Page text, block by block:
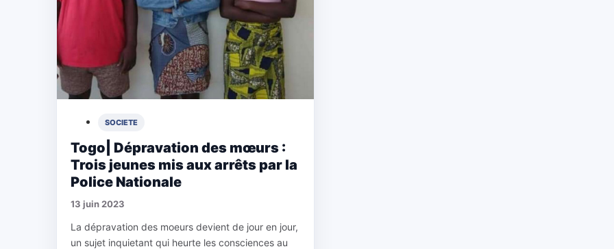
SOCIETE
Togo| Dépravation des mœurs :
Trois jeunes mis aux arrêts par la
Police Nationale
13 juin 2023
La dépravation des moeurs devient de jour en jour,
un sujet inquietant qui heurte les consciences au